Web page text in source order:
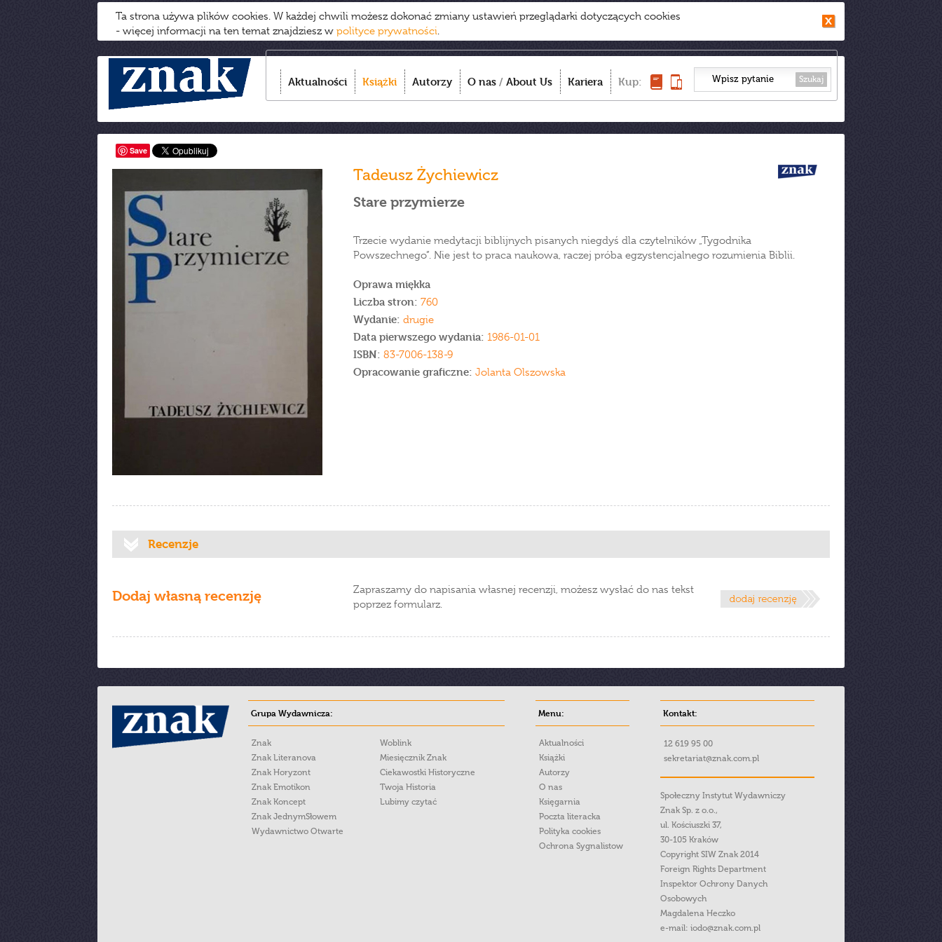
Ta strona używa plików cookies. W każdej chwili możesz dokonać zmiany ustawień przeglądarki dotyczących cookies
- więcej informacji na ten temat znajdziesz w polityce prywatności.
Aktualności Książki Autorzy O nas / About Us Kariera Kup: Szukaj
Save
Tadeusz Żychiewicz
Stare przymierze
Trzecie wydanie medytacji biblijnych pisanych niegdyś dla czytelników „Tygodnika
Powszechnego”. Nie jest to praca naukowa, raczej próba egzystencjalnego rozumienia Biblii.
Oprawa miękka
Liczba stron: 760
Wydanie: drugie
Data pierwszego wydania: 1986-01-01
ISBN: 83-7006-138-9
Opracowanie graficzne: Jolanta Olszowska
Recenzje
Dodaj własną recenzję
Zapraszamy do napisania własnej recenzji, możesz wysłać do nas tekst
poprzez formularz.
Grupa Wydawnicza:
Znak
Znak Literanova
Znak Horyzont
Znak Emotikon
Znak Koncept
Znak JednymSłowem
Wydawnictwo Otwarte
Woblink
Miesięcznik Znak
Ciekawostki Historyczne
Twoja Historia
Lubimy czytać
Menu:
Aktualności
Książki
Autorzy
O nas
Księgarnia
Poczta literacka
Polityka cookies
Ochrona Sygnalistow
Kontakt:
12 619 95 00
sekretariat@znak.com.pl
Społeczny Instytut Wydawniczy
Znak Sp. z o.o.,
ul. Kościuszki 37,
30-105 Kraków
Copyright SIW Znak 2014
Foreign Rights Department
Inspektor Ochrony Danych
Osobowych
Magdalena Heczko
e-mail: iodo@znak.com.pl